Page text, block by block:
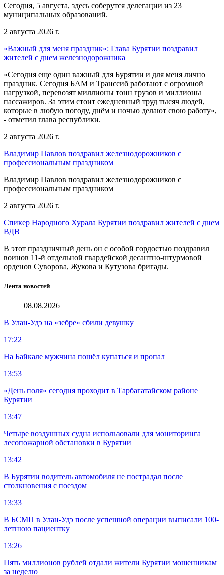
Сегодня, 5 августа, здесь соберутся делегации из 23
муниципальных образований.
2 августа 2026 г.
«Важный для меня праздник»: Глава Бурятии поздравил
жителей с днем железнодорожника
«Сегодня еще один важный для Бурятии и для меня лично
праздник. Сегодня БАМ и Транссиб работают с огромной
нагрузкой, перевозят миллионы тонн грузов и миллионы
пассажиров. За этим стоит ежедневный труд тысяч людей,
которые в любую погоду, днём и ночью делают свою работу»,
- отметил глава республики.
2 августа 2026 г.
Владимир Павлов поздравил железнодорожников с
профессиональным праздником
Владимир Павлов поздравил железнодорожников с
профессиональным праздником
2 августа 2026 г.
Спикер Народного Хурала Бурятии поздравил жителей с днем
ВДВ
В этот праздничный день он с особой гордостью поздравил
воинов 11-й отдельной гвардейской десантно-штурмовой
орденов Суворова, Жукова и Кутузова бригады.
Лента новостей
08.08.2026
В Улан-Удэ на «зебре» сбили девушку
17:22
На Байкале мужчина пошёл купаться и пропал
13:53
«День поля» сегодня проходит в Тарбагатайском районе
Бурятии
13:47
Четыре воздушных судна использовали для мониторинга
лесопожарной обстановки в Бурятии
13:42
В Бурятии водитель автомобиля не пострадал после
столкновения с поездом
13:33
В БСМП в Улан-Удэ после успешной операции выписали 100-
летнюю пациентку
13:26
Пять миллионов рублей отдали жители Бурятии мошенникам
за неделю